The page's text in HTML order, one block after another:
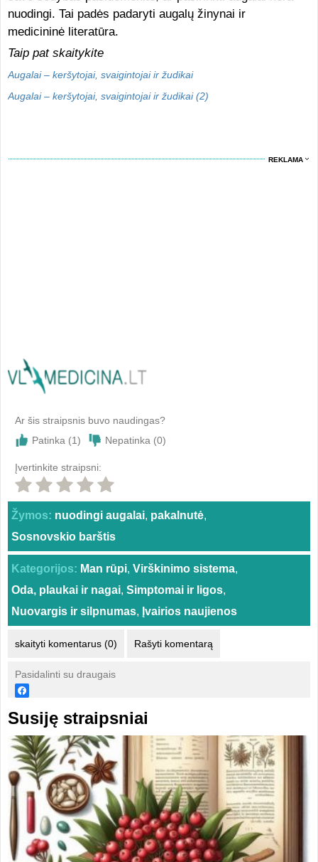
nuodingi. Tai padės padaryti augalų žinynai ir
medicininė literatūra.
Taip pat skaitykite
Augalai – keršytojai, svaigintojai ir žudikai
Augalai – keršytojai, svaigintojai ir žudikai (2)
REKLAMA
Ar šis straipsnis buvo naudingas?
Patinka (1) Nepatinka (0)
Įvertinkite straipsni:
Žymos: nuodingi augalai, pakalnutė,
Sosnovskio barštis
Kategorijos: Man rūpi, Virškinimo sistema,
Oda, plaukai ir nagai, Simptomai ir ligos,
Nuovargis ir silpnumas, Įvairios naujienos
skaityti komentarus (0) Rašyti komentarą
Pasidalinti su draugais
Susiję straipsniai